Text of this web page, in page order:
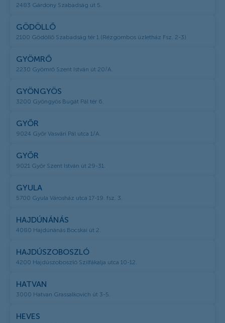
2483 Gárdony Szabadság út 5.
GÖDÖLLŐ
2100 Gödöllő Szabadság tér 1.(Rézgombos üzletház Fsz. 2-3)
GYÖMRŐ
2230 Gyömrő Szent István út 20/A.
GYÖNGYÖS
3200 Gyöngyös Bugát Pál tér 6.
GYŐR
9024 Győr Vasvári Pál utca 1/A.
GYŐR
9021 Győr Szent István út 29-31.
GYULA
5700 Gyula Városház utca 17-19. fsz. 3.
HAJDÚNÁNÁS
4080 Hajdúnánás Bocskai út 2.
HAJDÚSZOBOSZLÓ
4200 Hajdúszoboszló Szilfákalja utca 10-12.
HATVAN
3000 Hatvan Grassalkovich út 3-5.
HEVES